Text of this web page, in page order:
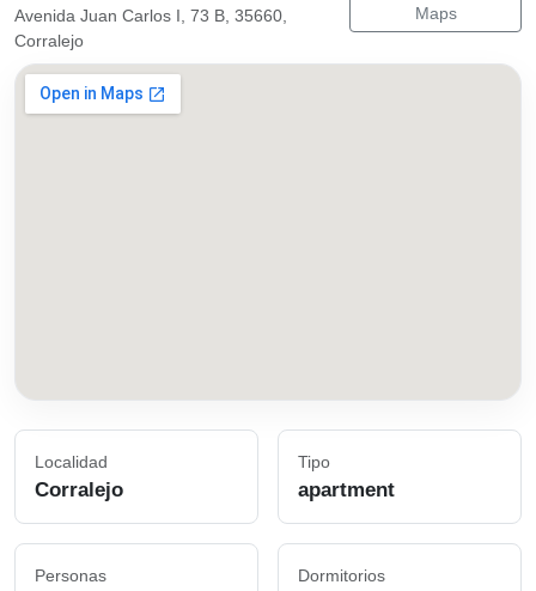
Avenida Juan Carlos I, 73 B, 35660,
Corralejo
Maps
Localidad
Corralejo
Tipo
apartment
Personas Dormitorios